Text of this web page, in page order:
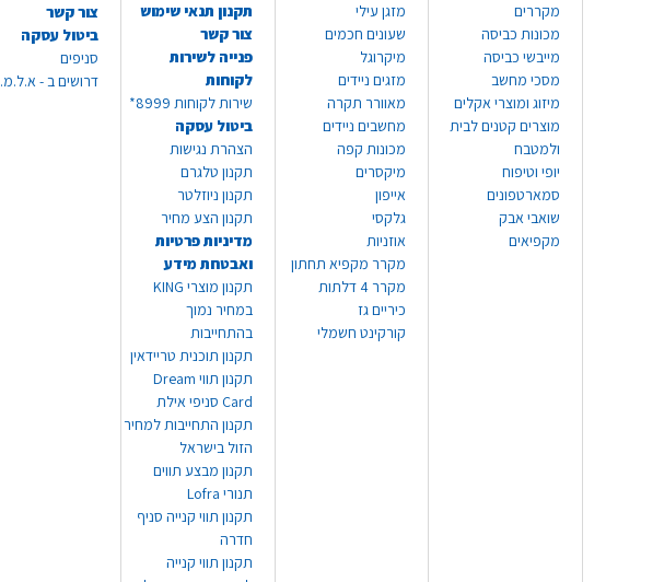
מקררים
מכונות כביסה
מייבשי כביסה
מסכי מחשב
מיזוג ומוצרי אקלים
מוצרים קטנים לבית
ולמטבח
יופי וטיפוח
סמארטפונים
שואבי אבק
מקפיאים
מזגן עילי
שעונים חכמים
מיקרוגל
מזגים ניידים
מאוורר תקרה
מחשבים ניידים
מכונות קפה
מיקסרים
אייפון
גלקסי
אוזניות
מקרר מקפיא תחתון
מקרר 4 דלתות
כיריים גז
קורקינט חשמלי
תקנון תנאי שימוש
צור קשר
פנייה לשירות
לקוחות
שירות לקוחות 8999*
ביטול עסקה
הצהרת נגישות
תקנון טלגרם
תקנון ניוזלטר
תקנון הצע מחיר
מדיניות פרטיות
ואבטחת מידע
תקנון מוצרי KING
במחיר נמוך
בהתחייבות
תקנון תוכנית טריידאין
תקנון תווי Dream
Card סניפי אילת
תקנון התחייבות למחיר
הזול בישראל
תקנון מבצע תווים
תנורי Lofra
תקנון תווי קנייה סניף
חדרה
תקנון תווי קנייה
צור קשר
ביטול עסקה
סניפים
דרושים ב - א.ל.מ.